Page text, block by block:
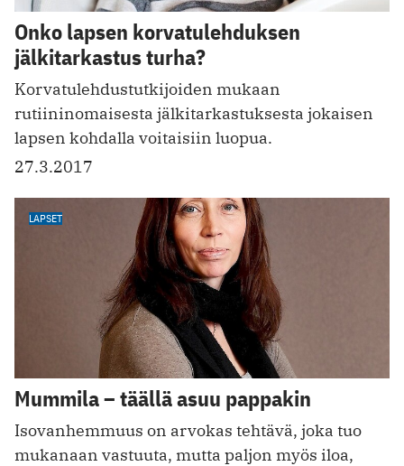
Onko lapsen korvatulehduksen
jälkitarkastus turha?
Korvatulehdustutkijoiden mukaan
rutiininomaisesta jälkitarkastuksesta jokaisen
lapsen kohdalla voitaisiin luopua.
27.3.2017
LAPSET
Mummila – täällä asuu pappakin
Isovanhemmuus on arvokas tehtävä, joka tuo
mukanaan vastuuta, mutta paljon myös iloa,